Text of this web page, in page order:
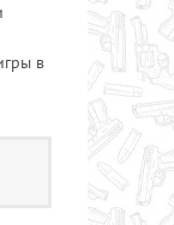
в